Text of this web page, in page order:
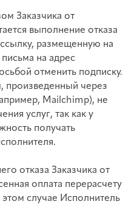
Заказчика от
выполнение отказа
размещенную на
на адрес
отменить подписку.
произведенный через
Mailchimp), не
услуг, так как у
получать
отказа Заказчика от
оплата перерасчету
случае Исполнитель